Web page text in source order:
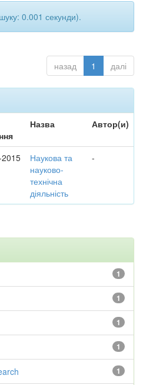
0.001 секунди).
назад 1 далі
Назва Автор(и)
2015
Наукова та
науково-
технічна
діяльність
-
1
1
1
1
1